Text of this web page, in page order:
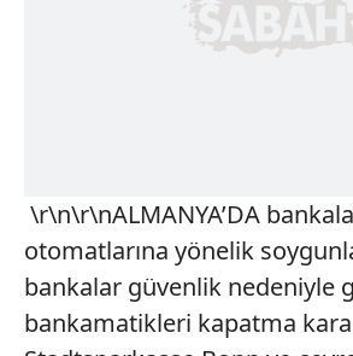
\r\n\r\nALMANYA’DA
otomatlarına yönelik
bankalar güvenlik nedeniyle
bankamatikleri kapatma